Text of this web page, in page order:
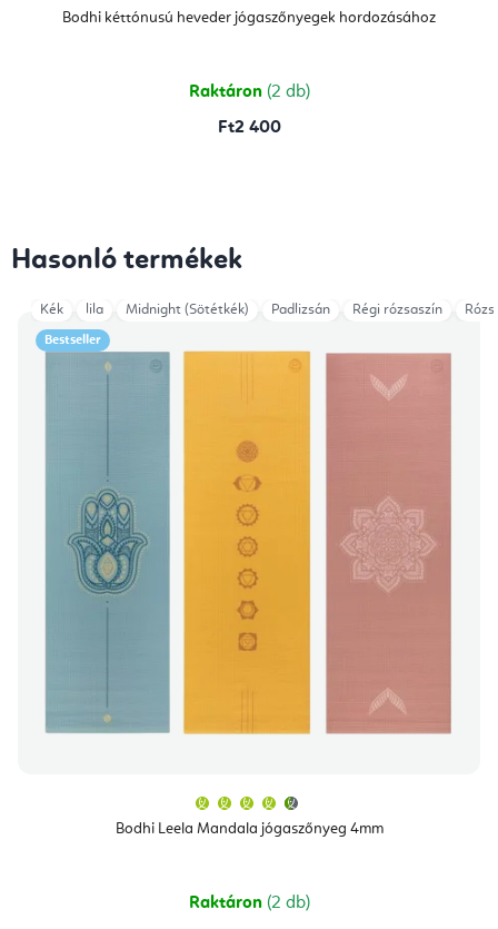
Bodhi kéttónusú heveder jógaszőnyegek hordozásához
átlagos
értékelése
csillag.
Raktáron (2 db)
Ft2 400
Hasonló termékek
Bestseller
Bodhi Leela Mandala jógaszőnyeg 4mm
átlagos
értékelése
csillag.
Raktáron (2 db)
Kék lila Midnight (Sötétkék) Padlizsán Régi rózsaszín